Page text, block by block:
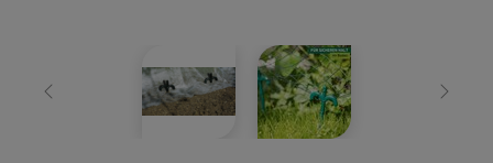
Zurück Weiter